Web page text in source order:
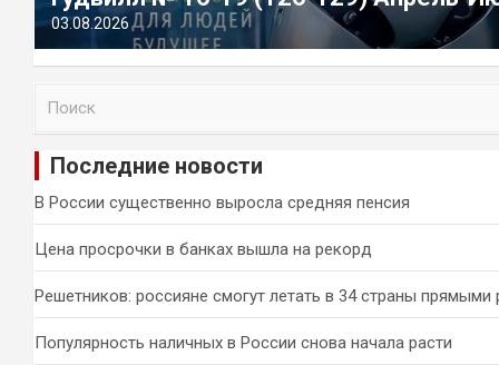
03.08.2026
и
Последние новости
В России существенно выросла средняя пенсия
Цена просрочки в банках вышла на рекорд
Решетников: россияне смогут летать в 34 страны прямыми
Популярность наличных в России снова начала расти